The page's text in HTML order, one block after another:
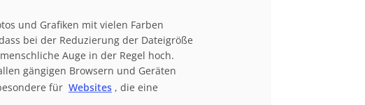
und Grafiken mit vielen Farben
bei der Reduzierung der Dateigröße
Auge in der Regel hoch.
gängigen Browsern und Geräten
für Websites , die eine